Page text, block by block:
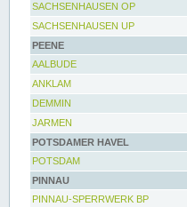
SACHSENHAUSEN OP
SACHSENHAUSEN UP
PEENE
AALBUDE
ANKLAM
DEMMIN
JARMEN
POTSDAMER HAVEL
POTSDAM
PINNAU
PINNAU-SPERRWERK BP